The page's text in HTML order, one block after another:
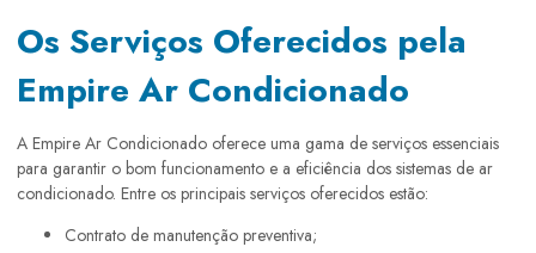
Os Serviços Oferecidos pela
Empire Ar Condicionado
A Empire Ar Condicionado oferece uma gama de serviços essenciais
para garantir o bom funcionamento e a eficiência dos sistemas de ar
condicionado. Entre os principais serviços oferecidos estão:
Contrato de manutenção preventiva;